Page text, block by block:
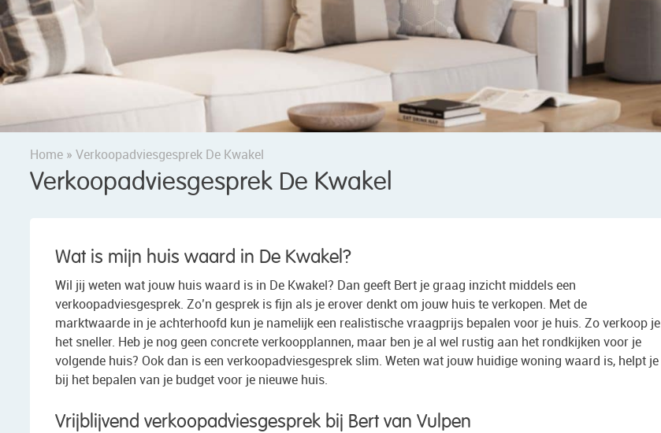
Home » Verkoopadviesgesprek De Kwakel
Verkoopadviesgesprek De Kwakel
Wat is mijn huis waard in De Kwakel?
Wil jij weten wat jouw huis waard is in De Kwakel? Dan geeft Bert je graag inzicht middels een
verkoopadviesgesprek. Zo’n gesprek is fijn als je erover denkt om jouw huis te verkopen. Met de
marktwaarde in je achterhoofd kun je namelijk een realistische vraagprijs bepalen voor je huis. Zo verkoop je
het sneller. Heb je nog geen concrete verkoopplannen, maar ben je al wel rustig aan het rondkijken voor je
volgende huis? Ook dan is een verkoopadviesgesprek slim. Weten wat jouw huidige woning waard is, helpt je
bij het bepalen van je budget voor je nieuwe huis.
Vrijblijvend verkoopadviesgesprek bij Bert van Vulpen